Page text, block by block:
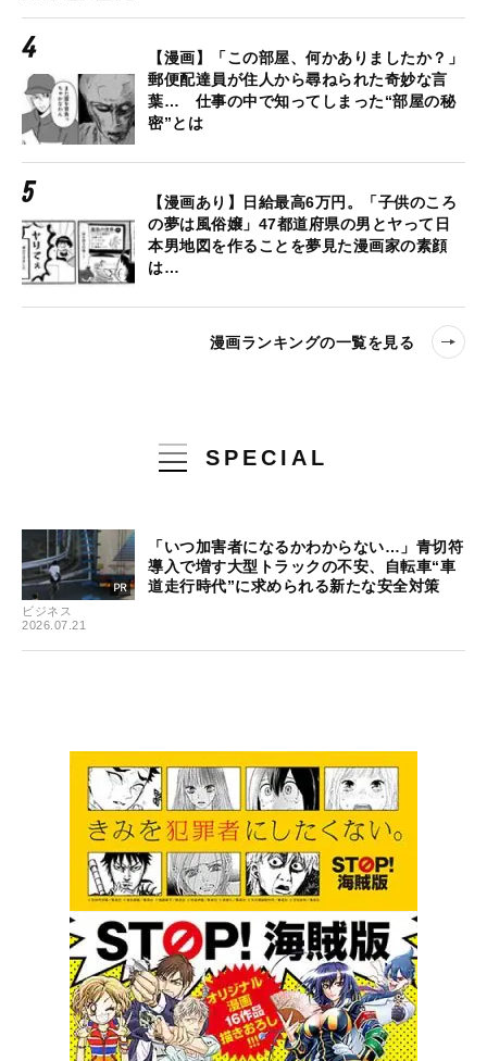
【漫画】「この部屋、何かありましたか？」
郵便配達員が住人から尋ねられた奇妙な言
葉… 仕事の中で知ってしまった“部屋の秘
密”とは
【漫画あり】日給最高6万円。「子供のころ
の夢は風俗嬢」47都道府県の男とヤって日
本男地図を作ることを夢見た漫画家の素顔
は…
漫画ランキングの一覧を見る
SPECIAL
ビジネス
2026.07.21
「いつ加害者になるかわからない…」青切符
導入で増す大型トラックの不安、自転車“車
道走行時代”に求められる新たな安全対策